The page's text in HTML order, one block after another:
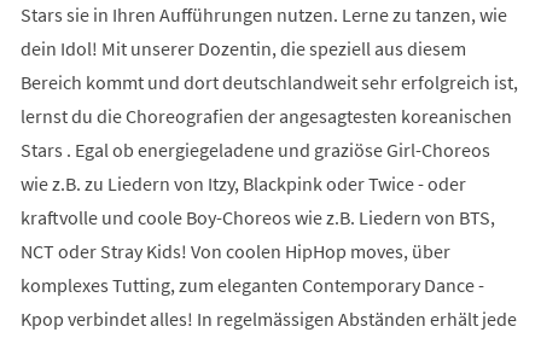
Stars sie in Ihren Aufführungen nutzen. Lerne zu tanzen, wie
dein Idol! Mit unserer Dozentin, die speziell aus diesem
Bereich kommt und dort deutschlandweit sehr erfolgreich ist,
lernst du die Choreografien der angesagtesten koreanischen
Stars . Egal ob energiegeladene und graziöse Girl-Choreos
wie z.B. zu Liedern von Itzy, Blackpink oder Twice - oder
kraftvolle und coole Boy-Choreos wie z.B. Liedern von BTS,
NCT oder Stray Kids! Von coolen HipHop moves, über
komplexes Tutting, zum eleganten Contemporary Dance -
Kpop verbindet alles! In regelmässigen Abständen erhält jede